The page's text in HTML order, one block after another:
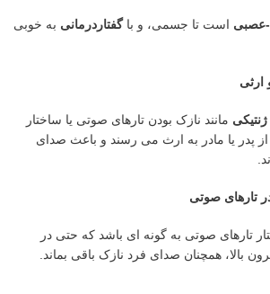
عصبی است تا جسمی، و باگفتاردرمانی به خوبی
ارثی
مانند نازک بودن تارهای صوتی یا ساختار
از پدر یا مادر به ارث می رسند و باعث صدای
تارهای صوتی
تارهای صوتی به گونه ای باشد که حتی در
بالا، همچنان صدای فرد نازک باقی بماند.